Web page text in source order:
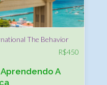
The Behavior
R$450
A